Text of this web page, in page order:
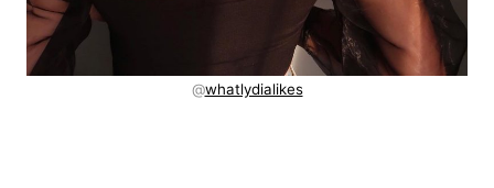
@whatlydialikes